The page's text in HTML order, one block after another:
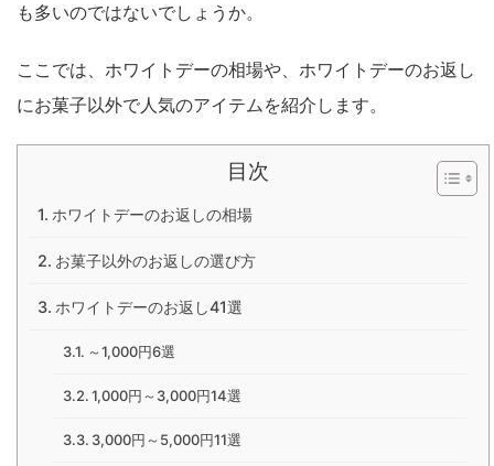
も多いのではないでしょうか。
ここでは、ホワイトデーの相場や、ホワイトデーのお返し
にお菓子以外で人気のアイテムを紹介します。
目次
ホワイトデーのお返しの相場
お菓子以外のお返しの選び方
ホワイトデーのお返し41選
～1,000円6選
1,000円～3,000円14選
3,000円～5,000円11選